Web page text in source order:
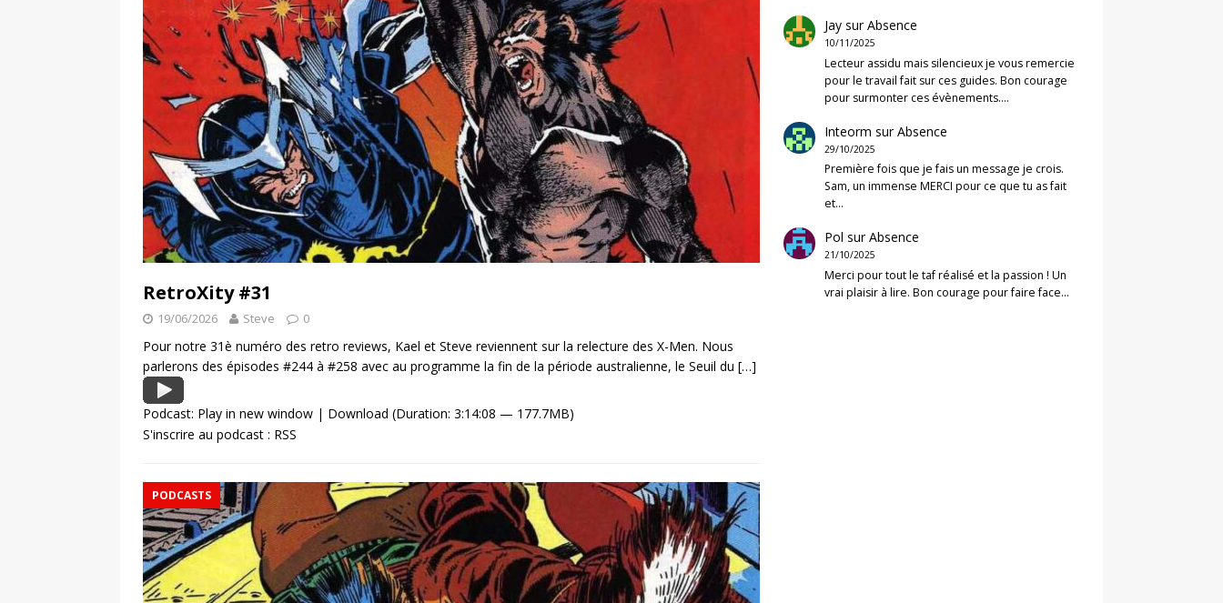
RetroXity #31
19/06/2026 Steve 0
Pour notre 31è numéro des retro reviews, Kael et Steve reviennent sur la relecture des X-Men. Nous
parlerons des épisodes #244 à #258 avec au programme la fin de la période australienne, le Seuil du […]
Podcast: Play in new window | Download (Duration: 3:14:08 — 177.7MB)
S'inscrire au podcast : RSS
PODCASTS
Jay surAbsence
10/11/2025
Lecteur assidu mais silencieux je vous remercie
pour le travail fait sur ces guides. Bon courage
pour surmonter ces évènements.…
Inteorm surAbsence
29/10/2025
Première fois que je fais un message je crois.
Sam, un immense MERCI pour ce que tu as fait
et…
Pol surAbsence
21/10/2025
Merci pour tout le taf réalisé et la passion ! Un
vrai plaisir à lire. Bon courage pour faire face…